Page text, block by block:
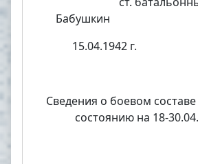
Бабушкин
15.04.1942 г.
Сведения о боевом
состоянию на 18-